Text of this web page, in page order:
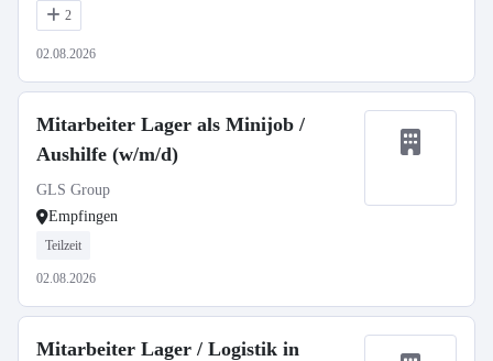
2
02.08.2026
Mitarbeiter Lager als Minijob /
Aushilfe (w/m/d)
GLS Group
Empfingen
Teilzeit
02.08.2026
Mitarbeiter Lager / Logistik in